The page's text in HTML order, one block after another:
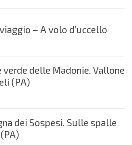
– A volo d’uccello
verde delle Madonie. Vallone
(PA)
dei Sospesi. Sulle spalle